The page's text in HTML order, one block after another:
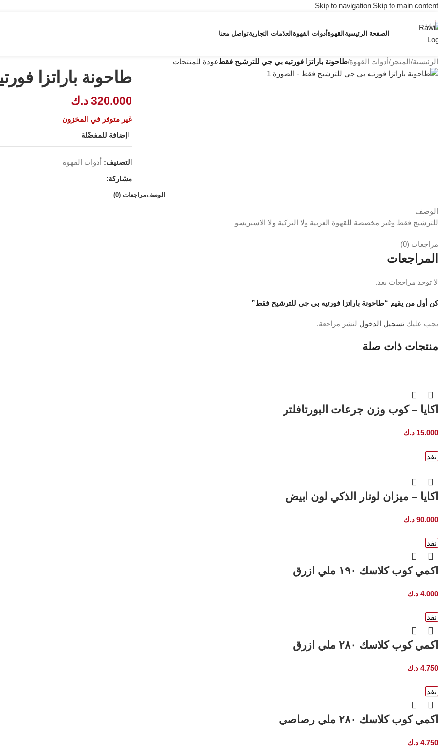
Skip to navigation Skip to main content
الصفحة الرئيسية القهوة أدوات القهوة العلامات التجاريةتواصل معنا
الرئيسية/المتجر /أدوات القهوة/طاحونة باراتزا فورتيه بي جي للترشيح فقطعودة للمنتجات
نفد
طاحونة باراتزا
320.000 د.ك
غير متوفر في المخزون
إضافة للمفضّلة
التصنيف: أدوات القهوة
مشاركة:
الوصفمراجعات (0)
الوصف
للترشيح فقط وغير مخصصة للقهوة العربية ولا التركية ولا الاسبريسو
مراجعات (0)
المراجعات
لا توجد مراجعات بعد.
كن أول من يقيم “طاحونة باراتزا فورتيه بي جي للترشيح فقط”
يجب عليك تسجيل الدخول لنشر مراجعة.
منتجات ذات صلة
اكايا – كوب وزن جرعات البورتافلتر
15.000 د.ك
نفد
اكايا – ميزان لونار الذكي لون ابيض
90.000 د.ك
نفد
اكمي كوب كلاسك ١٩٠ ملي ازرق
4.000 د.ك
نفد
اكمي كوب كلاسك ٢٨٠ ملي ازرق
4.750 د.ك
نفد
اكمي كوب كلاسك ٢٨٠ ملي رصاصي
4.750 د.ك